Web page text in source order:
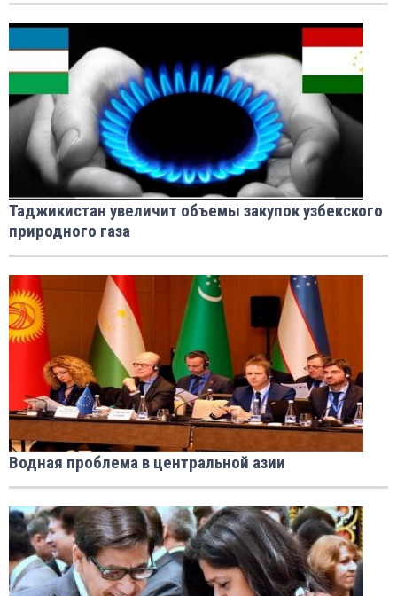
Таджикистан увеличит объемы закупок узбекского
природного газа
Водная проблема в центральной азии